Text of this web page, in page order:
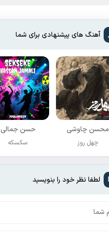
آهنگ های پیشنهادی برای شما
محسن چاوشی
چهل روز
حسن جمالی
سکسکه
لطفا نظر خود را بنویسید